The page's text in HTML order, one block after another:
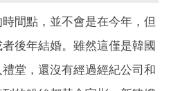
間點，並不會是在今年，但
後年結婚。雖然這僅是韓國
堂，還沒有經過經紀公司和